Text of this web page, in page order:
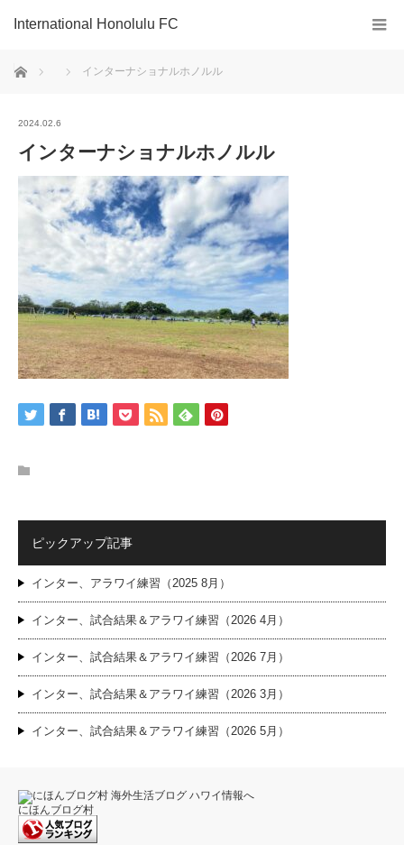
International Honolulu FC
ホーム インターナショナルホノルル
2024.02.6
インターナショナルホノルル
ピックアップ記事
インター、アラワイ練習（2025 8月）
インター、試合結果＆アラワイ練習（2026 4月）
インター、試合結果＆アラワイ練習（2026 7月）
インター、試合結果＆アラワイ練習（2026 3月）
インター、試合結果＆アラワイ練習（2026 5月）
にほんブログ村